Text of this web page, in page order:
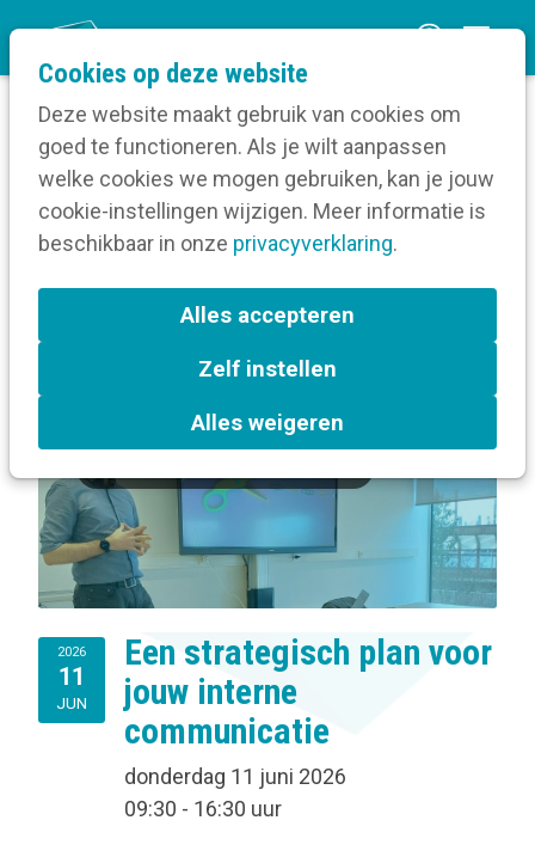
Cookies op deze website
Deze website maakt gebruik van cookies om
goed te functioneren. Als je wilt aanpassen
welke cookies we mogen gebruiken, kan je jouw
cookie-instellingen wijzigen. Meer informatie is
beschikbaar in onze privacyverklaring.
Alles accepteren
Zelf instellen
Alles weigeren
n
m
Home
Volg een opleiding
Over Een strategisch plan voor jouw interne
communicatie
Terug naar bijeenkomsten-overzicht
In de kijker Gent
2026
11
JUN
Een strategisch plan voor
jouw interne
communicatie
donderdag 11 juni 2026
09:30 - 16:30 uur